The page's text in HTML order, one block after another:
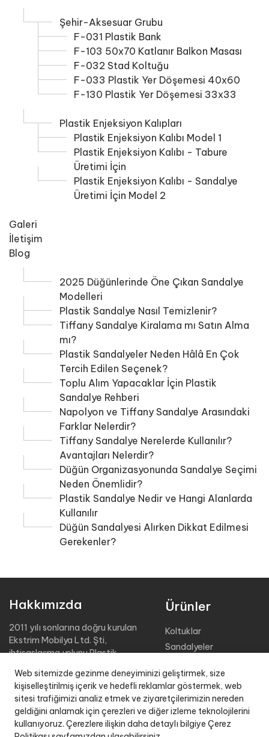
Web sitemizde gezinme deneyiminizi geliştirmek, size
kişiselleştirilmiş içerik ve hedefli reklamlar göstermek, web
sitesi trafiğimizi analiz etmek ve ziyaretçilerimizin nereden
geldiğini anlamak için çerezleri ve diğer izleme teknolojilerini
kullanıyoruz. Çerezlere ilişkin daha detaylı bilgiye Çerez
Şehir-Aksesuar Grubu
F-031 Plastik Bank
F-103 50x70 Katlanır Balkon Masası
F-032 Stad Koltuğu
F-033 Plastik Yer Döşemesi 40x60
F-130 Plastik Yer Döşemesi 33x33
Plastik Enjeksiyon Kalıpları
Plastik Enjeksiyon Kalıbı Model 1
Plastik Enjeksiyon Kalıbı - Tabure
Üretimi İçin
Plastik Enjeksiyon Kalıbı - Sandalye
Üretimi İçin Model 2
Galeri
İletişim
Blog
2025 Düğünlerinde Öne Çıkan Sandalye
Modelleri
Plastik Sandalye Nasıl Temizlenir?
Tiffany Sandalye Kiralama mı Satın Alma
mı?
Plastik Sandalyeler Neden Hâlâ En Çok
Tercih Edilen Seçenek?
Toplu Alım Yapacaklar İçin Plastik
Sandalye Rehberi
Napolyon ve Tiffany Sandalye Arasındaki
Farklar Nelerdir?
Tiffany Sandalye Nerelerde Kullanılır?
Avantajları Nelerdir?
Düğün Organizasyonunda Sandalye Seçimi
Neden Önemlidir?
Plastik Sandalye Nedir ve Hangi Alanlarda
Kullanılır
Düğün Sandalyesi Alırken Dikkat Edilmesi
Gerekenler?
Hakkımızda
2011 yılı sonlarına doğru kurulan
Ekstrim Mobilya Ltd. Şti,
ihtisaslaşma yolunu Plastik
adamıştır.
2.000 m2 kapalı üretim alanı,
4000 m2 kapalı stok sahası ile
müşteri istekleri doğrultusunda,
Ürünler
Koltuklar
Sandalyeler
Şezlonglar
Sehpalar
Tabureler
Organizasyon Grubu